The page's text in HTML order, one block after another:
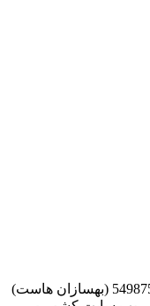
بهسازان فناوران داده نگار به شماره ثبت 549875 (بهسازان هاست)